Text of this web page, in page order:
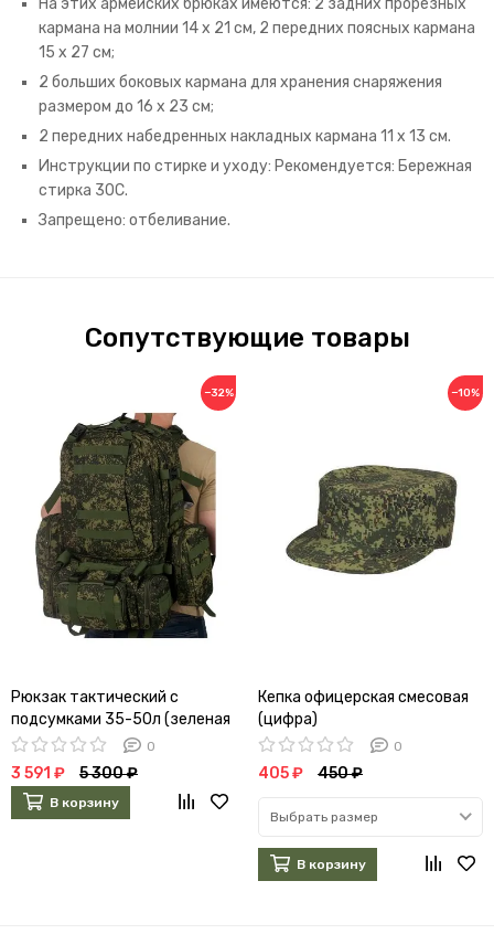
На этих армейских брюках имеются: 2 задних прорезных
кармана на молнии 14 х 21 см, 2 передних поясных кармана
15 х 27 см;
2 больших боковых кармана для хранения снаряжения
размером до 16 x 23 см;
2 передних набедренных накладных кармана 11 х 13 см.
Инструкции по стирке и уходу: Рекомендуется: Бережная
стирка 30С.
Запрещено: отбеливание.
Сопутствующие товары
−32%
Рюкзак тактический с
подсумками 35-50л (зеленая
цифра)
0
3 591 ₽ 5 300 ₽
В корзину
−10%
Кепка офицерская смесовая
(цифра)
0
405 ₽ 450 ₽
Выбрать размер
В корзину